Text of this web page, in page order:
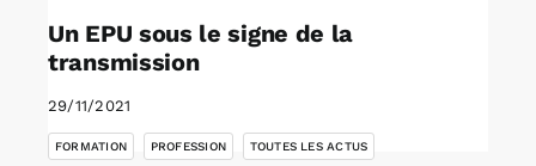
Un EPU sous le signe de la
transmission
29/11/2021
FORMATION PROFESSION TOUTES LES ACTUS